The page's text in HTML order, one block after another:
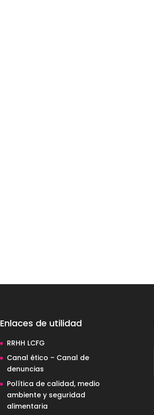
Enlaces de utilidad
RRHH LCFG
Canal ético – Canal de
denuncias
Política de calidad, medio
ambiente y seguridad
alimentaria